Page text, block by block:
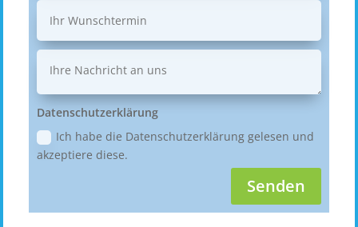
Datenschutzerklärung
Ich habe die Datenschutzerklärung gelesen und
akzeptiere diese.
Senden